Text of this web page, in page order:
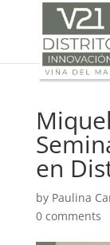
en
by Paulina
0 comments
SELECT LANGUAGE ▼